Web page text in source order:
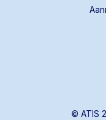
© ATIS